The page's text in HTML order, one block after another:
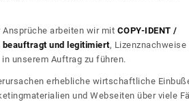
Ansprüche arbeiten wir mit COPY-IDENT /
beauftragt und legitimiert, Lizenznachweise
unserem Auftrag zu führen.
erhebliche wirtschaftliche
und Webseiten über viele